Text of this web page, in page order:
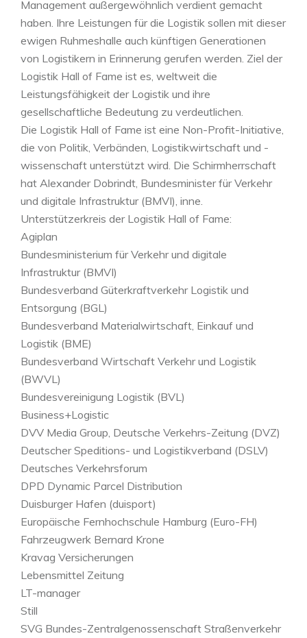
Management außergewöhnlich verdient gemacht
haben. Ihre Leistungen für die Logistik sollen mit dieser
ewigen Ruhmeshalle auch künftigen Generationen
von Logistikern in Erinnerung gerufen werden. Ziel der
Logistik Hall of Fame ist es, weltweit die
Leistungsfähigkeit der Logistik und ihre
gesellschaftliche Bedeutung zu verdeutlichen.
Die Logistik Hall of Fame ist eine Non-Profit-Initiative,
die von Politik, Verbänden, Logistikwirtschaft und -
wissenschaft unterstützt wird. Die Schirmherrschaft
hat Alexander Dobrindt, Bundesminister für Verkehr
und digitale Infrastruktur (BMVI), inne.
Unterstützerkreis der Logistik Hall of Fame:
Agiplan
Bundesministerium für Verkehr und digitale
Infrastruktur (BMVI)
Bundesverband Güterkraftverkehr Logistik und
Entsorgung (BGL)
Bundesverband Materialwirtschaft, Einkauf und
Logistik (BME)
Bundesverband Wirtschaft Verkehr und Logistik
(BWVL)
Bundesvereinigung Logistik (BVL)
Business+Logistic
DVV Media Group, Deutsche Verkehrs-Zeitung (DVZ)
Deutscher Speditions- und Logistikverband (DSLV)
Deutsches Verkehrsforum
DPD Dynamic Parcel Distribution
Duisburger Hafen (duisport)
Europäische Fernhochschule Hamburg (Euro-FH)
Fahrzeugwerk Bernard Krone
Kravag Versicherungen
Lebensmittel Zeitung
LT-manager
Still
SVG Bundes-Zentralgenossenschaft Straßenverkehr